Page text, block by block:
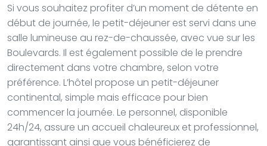
Si vous souhaitez profiter d’un moment de détente en
début de journée, le petit-déjeuner est servi dans une
salle lumineuse au rez-de-chaussée, avec vue sur les
Boulevards. Il est également possible de le prendre
directement dans votre chambre, selon votre
préférence. L’hôtel propose un petit-déjeuner
continental, simple mais efficace pour bien
commencer la journée. Le personnel, disponible
24h/24, assure un accueil chaleureux et professionnel,
garantissant ainsi que vous bénéficierez de